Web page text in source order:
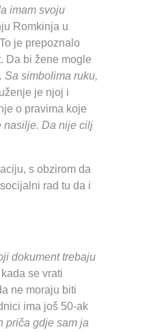
imam svoju
Romkinja u
je prepoznalo
Da bi žene mogle
Sa simbolima ruku,
je njoj i
o pravima koje
nasilje. Da nije cilj
s obzirom da
rad tu da i
dokument trebaju
se vrati
ne moraju biti
ima još 50-ak
priča gdje sam ja